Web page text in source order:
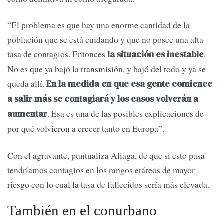
“El problema es que hay una enorme cantidad de la
población que se está cuidando y que no posee una alta
tasa de contagios. Entonces la situación es inestable.
No es que ya bajó la transmisión, y bajó del todo y ya se
queda allí. En la medida en que esa gente comience
a salir más se contagiará y los casos volverán a
aumentar. Esa es una de las posibles explicaciones de
por qué volvieron a crecer tanto en Europa”.
Con el agravante, puntualiza Aliaga, de que si esto pasa
tendríamos contagios en los rangos etáreos de mayor
riesgo con lo cual la tasa de fallecidos sería más elevada.
También en el conurbano